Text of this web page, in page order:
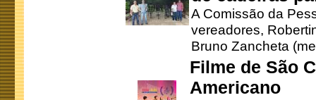
A Comissão da
vereadores,
Bruno Zancheta
Filme de São
Americano